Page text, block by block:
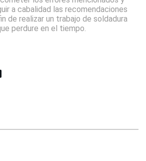
a cabalidad las recomendaciones
de realizar un trabajo de soldadura
perdure en el tiempo.